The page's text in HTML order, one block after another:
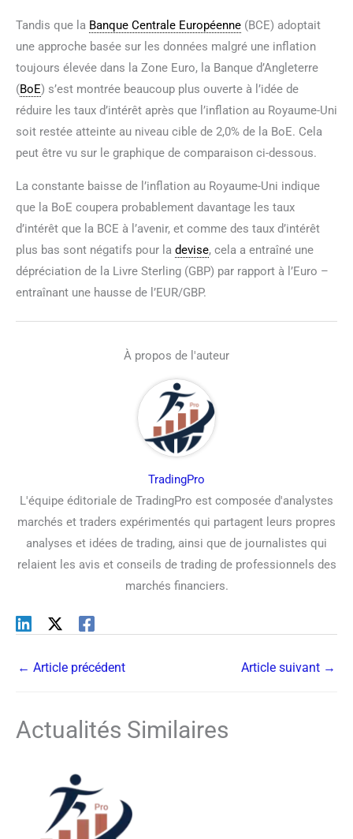
Tandis que la Banque Centrale Européenne (BCE) adoptait
une approche basée sur les données malgré une inflation
toujours élevée dans la Zone Euro, la Banque d’Angleterre
(BoE) s’est montrée beaucoup plus ouverte à l’idée de
réduire les taux d’intérêt après que l’inflation au Royaume-Uni
soit restée atteinte au niveau cible de 2,0% de la BoE. Cela
peut être vu sur le graphique de comparaison ci-dessous.
La constante baisse de l’inflation au Royaume-Uni indique
que la BoE coupera probablement davantage les taux
d’intérêt que la BCE à l’avenir, et comme des taux d’intérêt
plus bas sont négatifs pour la devise, cela a entraîné une
dépréciation de la Livre Sterling (GBP) par rapport à l’Euro –
entraînant une hausse de l’EUR/GBP.
À propos de l'auteur
TradingPro
L'équipe éditoriale de TradingPro est composée d'analystes
marchés et traders expérimentés qui partagent leurs propres
analyses et idées de trading, ainsi que de journalistes qui
relaient les avis et conseils de trading de professionnels des
marchés financiers.
← Article précédent Article suivant →
Actualités Similaires